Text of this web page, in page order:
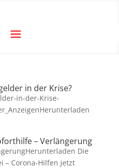
in der Krise?
in-der-Krise-
– Verlängerung
Die
– Corona-Hilfen jetzt